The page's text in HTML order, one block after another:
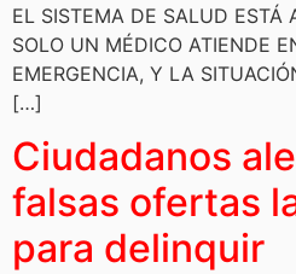
EL SISTEMA DE SALUD ESTÁ
SOLO UN MÉDICO ATIENDE
EMERGENCIA, Y LA
[…]
Ciudadanos
falsas ofertas
para delinquir